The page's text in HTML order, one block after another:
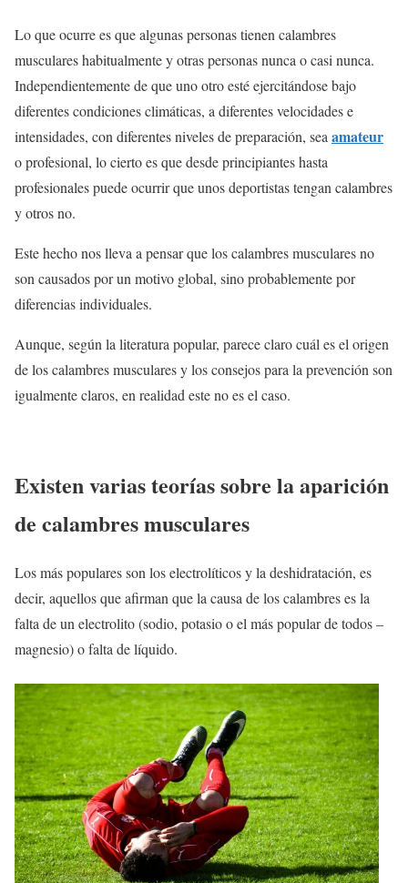
Lo que ocurre es que algunas personas tienen calambres
musculares habitualmente y otras personas nunca o casi nunca.
Independientemente de que uno otro esté ejercitándose bajo
diferentes condiciones climáticas, a diferentes velocidades e
intensidades, con diferentes niveles de preparación, sea amateur
o profesional, lo cierto es que desde principiantes hasta
profesionales puede ocurrir que unos deportistas tengan calambres
y otros no.
Este hecho nos lleva a pensar que los calambres musculares no
son causados por un motivo global, sino probablemente por
diferencias individuales.
Aunque, según la literatura popular, parece claro cuál es el origen
de los calambres musculares y los consejos para la prevención son
igualmente claros, en realidad este no es el caso.
Existen varias teorías sobre la aparición
de calambres musculares
Los más populares son los electrolíticos y la deshidratación, es
decir, aquellos que afirman que la causa de los calambres es la
falta de un electrolito (sodio, potasio o el más popular de todos –
magnesio) o falta de líquido.